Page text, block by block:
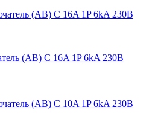
(АВ) C 16A 1P 6kA 230В